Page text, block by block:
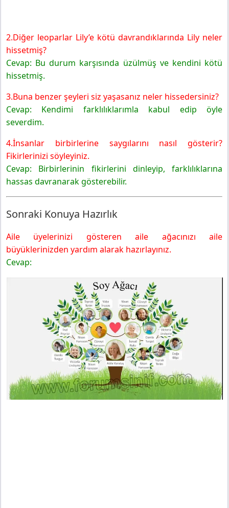
2.Diğer leoparlar Lily’e kötü davrandıklarında Lily neler
hissetmiş?
Cevap: Bu durum karşısında üzülmüş ve kendini kötü
hissetmiş.
3.Buna benzer şeyleri siz yaşasanız neler hissedersiniz?
Cevap: Kendimi farklılıklarımla kabul edip öyle
severdim.
4.İnsanlar birbirlerine saygılarını nasıl gösterir?
Fikirlerinizi söyleyiniz.
Cevap: Birbirlerinin fikirlerini dinleyip, farklılıklarına
hassas davranarak gösterebilir.
Sonraki Konuya Hazırlık
Aile üyelerinizi gösteren aile ağacınızı aile
büyüklerinizden yardım alarak hazırlayınız.
Cevap: